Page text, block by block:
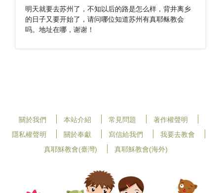
明天就要去苏州了，不知以后的路是怎么样，背井离乡
的日子又要开始了，请问哪位知道苏州有真耶稣教会
吗。地址在哪，谢谢！
關於我們 本站介紹 常見問題
著作權聲明
隱私權聲明
關於奉獻 寫信給我們
我要去教會
真耶穌教會(臺灣)
真耶穌教會(海外)